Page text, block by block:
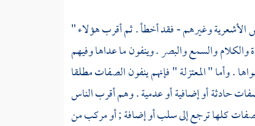
الأشعريةوغيرهم - فقد أخطأ . ثم أقرب هؤلاء"
والكلام والسمع والبصر . وينفون ما عداها وفيهم
. وأما" المعتزلة "فإنهم ينفون الصفات مطلقا
صفات حادثة أو إضافية أو عدمية . وهم أقرب الناس
كلها ترجع إلى سلب أو إضافة ; أو مركب من